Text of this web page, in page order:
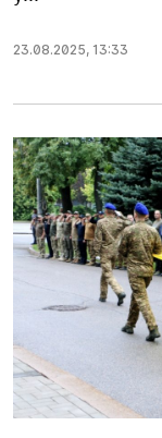
23.08.2025, 13:33